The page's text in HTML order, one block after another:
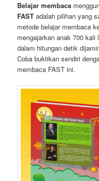
Belajar membaca
FAST adalah pilihan yang
metode belajar membaca
mengajarkan anak 700
dalam hitungan detik
Coba buktikan sendiri
membaca FAST ini.